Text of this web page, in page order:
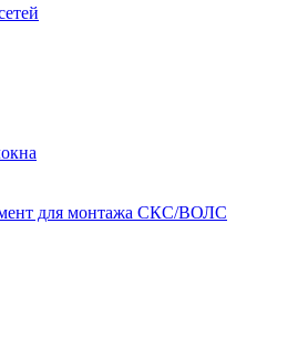
для монтажа СКС/ВОЛС